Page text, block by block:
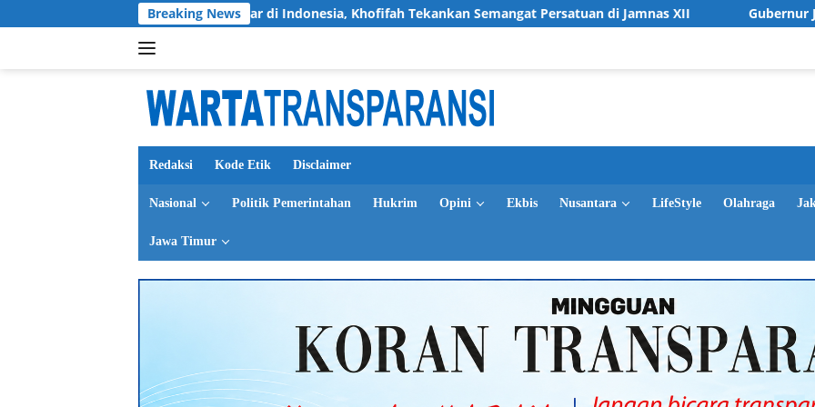
ke
Breaking News
Jatim Terbesar di Indonesia, Khofifah Tekankan Semangat Persatuan di Jamnas XII Gubernur Jatim Sosialisasikan
Redaksi Kode Etik Disclaimer
Nasional Politik Pemerintahan Hukrim Opini Ekbis Nusantara LifeStyle Olahraga
Jawa Timur